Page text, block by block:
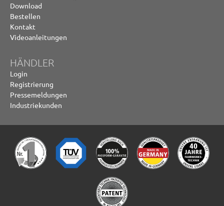
Download
Bestellen
Kontakt
Videoanleitungen
HÄNDLER
Login
Registrierung
Pressemeldungen
Industriekunden